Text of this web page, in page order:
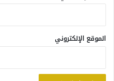
الموقع الإلكتروني